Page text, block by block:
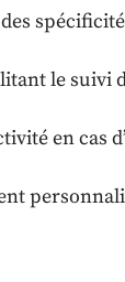
le suivi
en cas